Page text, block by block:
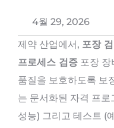
4월 29, 2026
제약 산업에서, 포장
프로세스 검증 포장 장
품질을 보호하도록 보
는 문서화된 자격 프
성능) 그리고 테스트 (